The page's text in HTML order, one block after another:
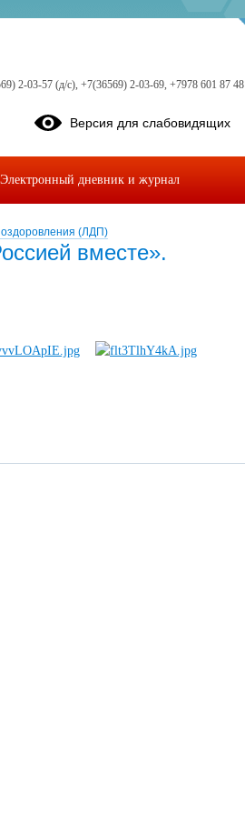
(ЛДП)
вместе».
2-03-57 (д/с), +7(36569) 2-03-69, +7978 601 87 48
Версия для слабовидящих
Электронный дневник и журнал